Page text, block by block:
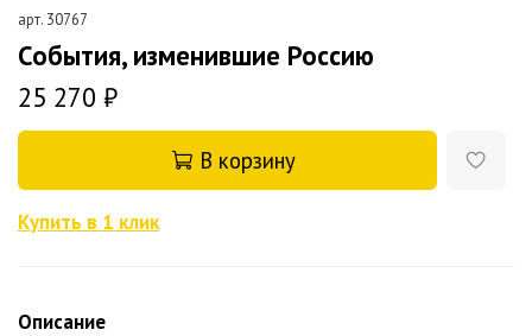
арт. 30767
События, изменившие Россию
25 270 ₽
В корзину
Купить в 1 клик
Описание